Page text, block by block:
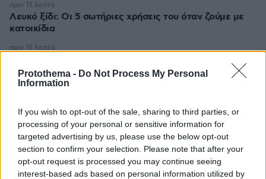
Protothema - Do Not Process My Personal
Information
If you wish to opt-out of the sale, sharing to third parties, or
processing of your personal or sensitive information for
targeted advertising by us, please use the below opt-out
section to confirm your selection. Please note that after your
opt-out request is processed you may continue seeing
interest-based ads based on personal information utilized by
Λευκό ξίδι: Οι 5 σωτήριες χρήσεις του όταν ζούμε με
κατοικίδια
πριν 11 λεπτά
καταναλώνουμε
πριν 11 λεπτά
νέο πούλμαν της ομάδας, δείτε βίντεο
Χωρίς ενεργό μέτωπο η φωτιά στο Στεφάνι Κορινθίας,
ξεκίνησε από περιοχή με φωτοβολταϊκά λέει ο
αντιδήμαρχος
πριν 16 λεπτά